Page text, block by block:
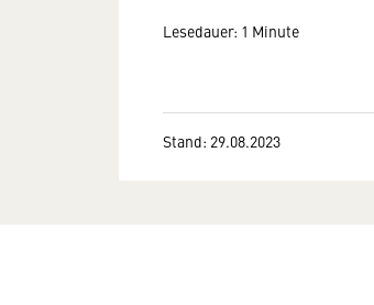
Lesedauer: 1 Minute
Stand: 29.08.2023